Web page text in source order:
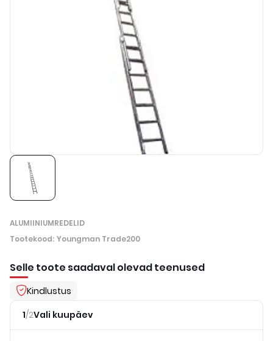
ALUMIINIUMREDELID
Tootekood: Youngman Trade200
Selle toote saadaval olevad teenused
Kindlustus
1/2Vali kuupäev